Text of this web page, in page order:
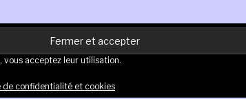
vous acceptez leur utilisation.
de confidentialité et cookies